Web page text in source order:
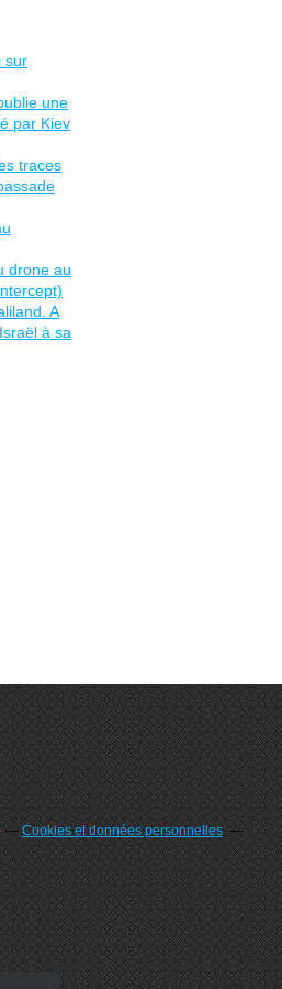
Cookies et données personnelles